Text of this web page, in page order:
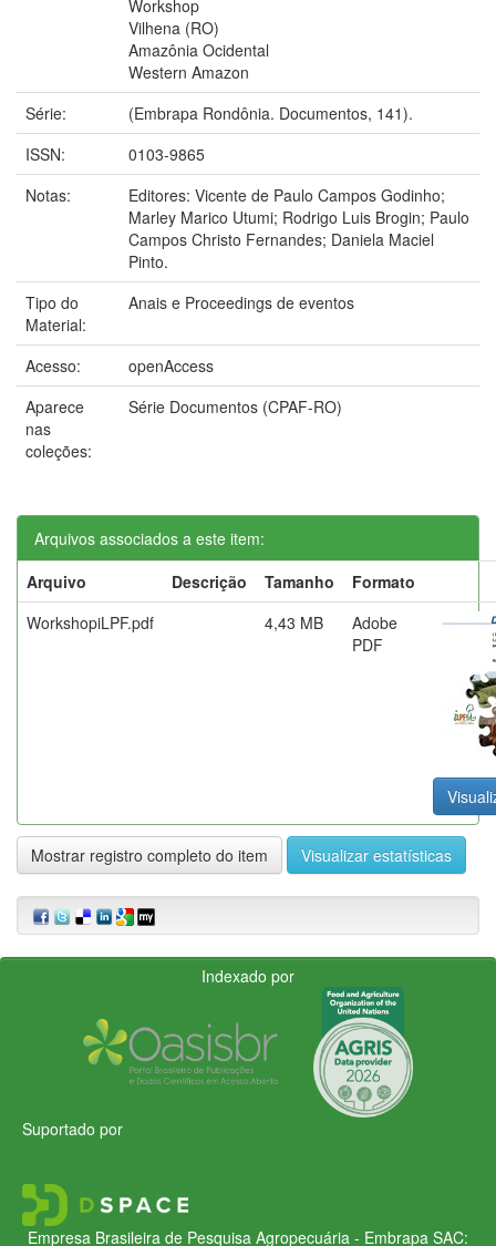
Workshop
Vilhena (RO)
Amazônia Ocidental
Western Amazon
Série:
(Embrapa Rondônia. Documentos, 141).
ISSN:
0103-9865
Notas:
Editores: Vicente de Paulo Campos Godinho;
Marley Marico Utumi; Rodrigo Luis Brogin; Paulo
Campos Christo Fernandes; Daniela Maciel
Pinto.
Tipo do
Material:
Anais e Proceedings de eventos
Acesso:
openAccess
Aparece
nas
coleções:
Série Documentos (CPAF-RO)
Arquivos associados a este item:
Arquivo
Descrição Tamanho
Formato
WorkshopiLPF.pdf
4,43 MB
Adobe
PDF
Mostrar registro completo do item Visualizar estatísticas
Indexado por
Suportado por
Empresa Brasileira de Pesquisa Agropecuária - Embrapa SAC: